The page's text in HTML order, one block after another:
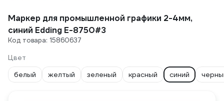
Маркер для промышленной графики 2-4мм,
синий Edding E-8750#3
Код товара: 15860637
Цвет
белый
желтый зеленый красный синий